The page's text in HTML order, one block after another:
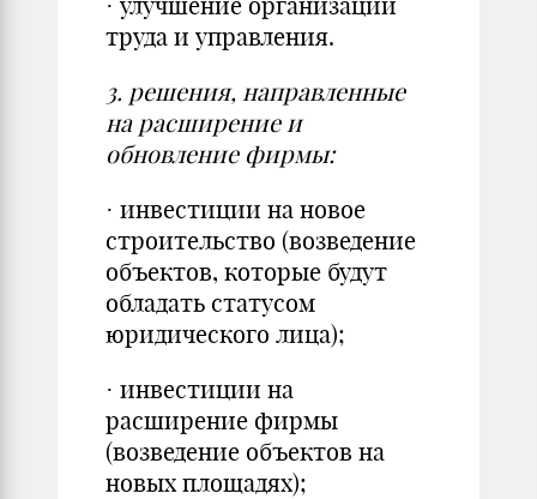
труда и управления.
3. решения, направленные
на расширение и
обновление фирмы:
· инвестиции на новое
строительство (возведение
объектов, которые будут
обладать статусом
юридического лица);
· инвестиции на
расширение фирмы
(возведение объектов на
новых площадях);